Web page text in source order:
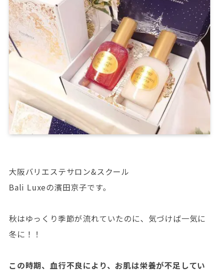
大阪バリエステサロン&スクール
Bali Luxeの濱田京子です。
秋はゆっくり季節が流れていたのに、気づけば一気に
冬に！！
この時期、血行不良により、お肌は栄養が不足してい